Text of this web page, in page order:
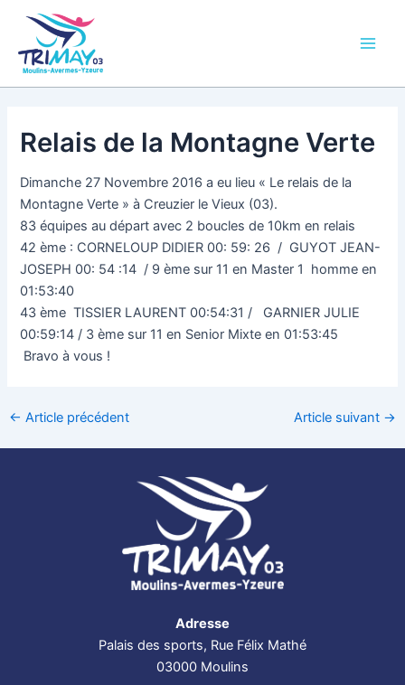
contenu
Relais de la Montagne Verte
Dimanche 27 Novembre 2016 a eu lieu « Le relais de la
Montagne Verte » à Creuzier le Vieux (03).
83 équipes au départ avec 2 boucles de 10km en relais
42 ème : CORNELOUP DIDIER 00: 59: 26 / GUYOT JEAN-
JOSEPH 00: 54 :14 / 9 ème sur 11 en Master 1 homme en
01:53:40
43 ème TISSIER LAURENT 00:54:31 / GARNIER JULIE
00:59:14 / 3 ème sur 11 en Senior Mixte en 01:53:45
Bravo à vous !
← Article précédent Article suivant →
Adresse
Palais des sports, Rue Félix Mathé
03000 Moulins